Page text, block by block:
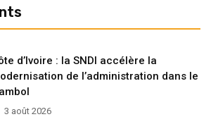
d’Ivoire : la SNDI accélère la
de l’administration dans le
3 août 2026